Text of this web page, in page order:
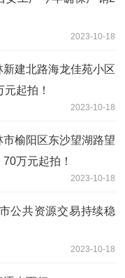
2023-10-18
建北路海龙佳苑小区
起拍！
2023-10-18
榆阳区东沙望湖路望
万元起拍！
2023-10-18
公共资源交易持续稳
2023-10-18